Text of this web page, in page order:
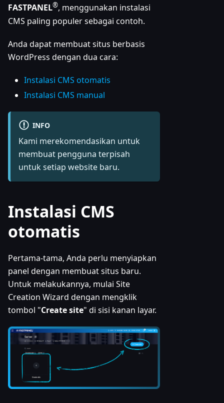
FASTPANEL®, menggunakan instalasi
CMS paling populer sebagai contoh.
Anda dapat membuat situs berbasis
WordPress dengan dua cara:
Instalasi CMS otomatis
Instalasi CMS manual
INFO
Kami merekomendasikan untuk
membuat pengguna terpisah
untuk setiap website baru.
Instalasi CMS
otomatis
Pertama-tama, Anda perlu menyiapkan
panel dengan membuat situs baru.
Untuk melakukannya, mulai Site
Creation Wizard dengan mengklik
tombol "Create site" di sisi kanan layar.